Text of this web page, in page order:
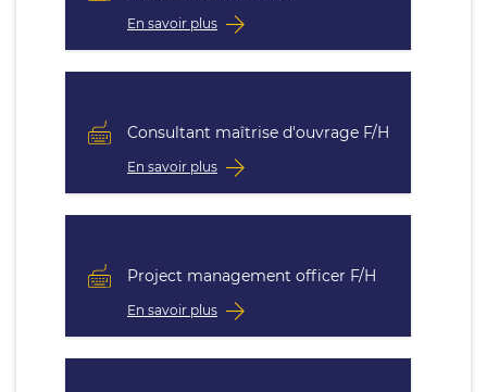
En savoir plus
Consultant maîtrise d'ouvrage F/H
En savoir plus
Project management officer F/H
En savoir plus